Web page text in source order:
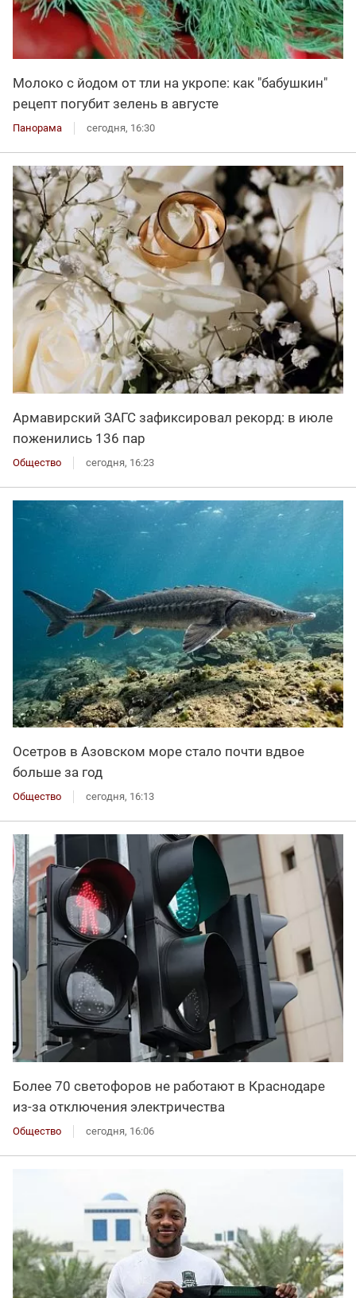
Молоко с йодом от тли на укропе: как "бабушкин"
рецепт погубит зелень в августе
Панорама сегодня, 16:30
Армавирский ЗАГС зафиксировал рекорд: в июле
поженились 136 пар
Общество сегодня, 16:23
Осетров в Азовском море стало почти вдвое
больше за год
Общество сегодня, 16:13
Более 70 светофоров не работают в Краснодаре
из-за отключения электричества
Общество сегодня, 16:06